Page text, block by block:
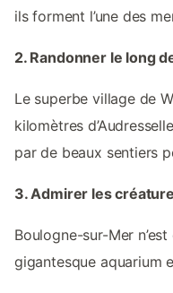
ils forment l’une des
2. Randonner le long
Le superbe village de
kilomètres
par de beaux sentiers
3. Admirer les
Boulogne-sur-Mer n’est
gigantesque aquarium